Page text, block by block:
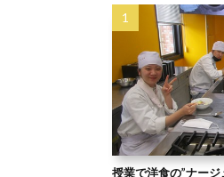
授業で洋食の”ナージ